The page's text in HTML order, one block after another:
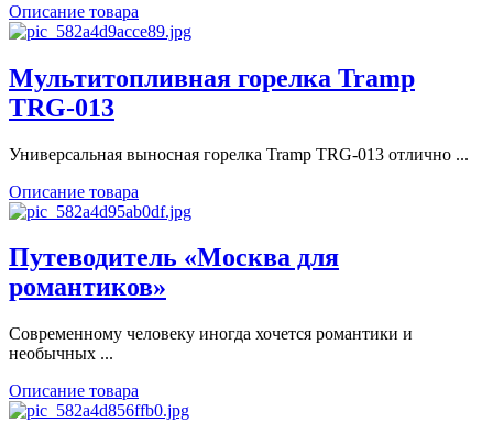
Описание товара
Мультитопливная горелка Tramp
TRG-013
Универсальная выносная горелка Tramp TRG-013 отлично ...
Описание товара
Путеводитель «Москва для
романтиков»
Современному человеку иногда хочется романтики и
необычных ...
Описание товара